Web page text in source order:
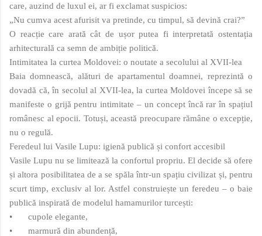
care, auzind de luxul ei, ar fi exclamat suspicios:
„Nu cumva acest afurisit va pretinde, cu timpul, să devină crai?”
O reacție care arată cât de ușor putea fi interpretată ostentația
arhitecturală ca semn de ambiție politică.
Intimitatea la curtea Moldovei: o noutate a secolului al XVII‑lea
Baia domnească, alături de apartamentul doamnei, reprezintă o
dovadă că, în secolul al XVII‑lea, la curtea Moldovei începe să se
manifeste o grijă pentru intimitate – un concept încă rar în spațiul
românesc al epocii. Totuși, această preocupare rămâne o excepție,
nu o regulă.
Feredeul lui Vasile Lupu: igienă publică și confort accesibil
Vasile Lupu nu se limitează la confortul propriu. El decide să ofere
și altora posibilitatea de a se spăla într-un spațiu civilizat și, pentru
scurt timp, exclusiv al lor. Astfel construiește un feredeu – o baie
publică inspirată de modelul hamamurilor turcești:
•
cupole elegante,
•
marmură din abundență,